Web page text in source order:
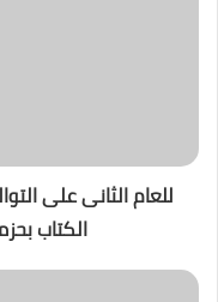
للعام الثانى على
الكتاب